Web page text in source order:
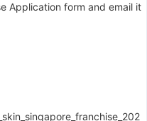
Application form and email it